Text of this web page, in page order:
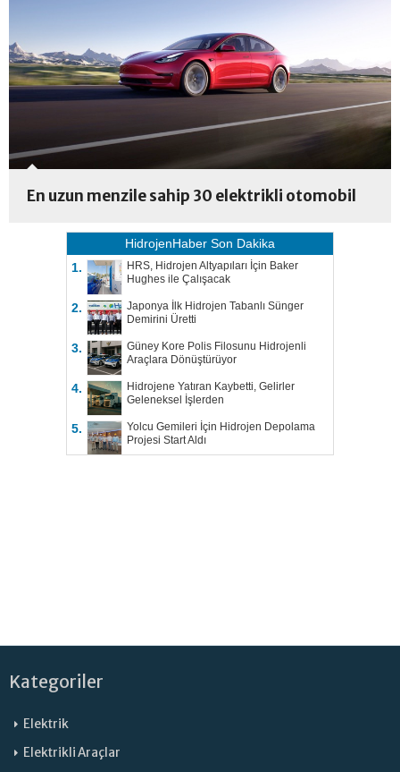
En uzun menzile sahip 30 elektrikli otomobil
HidrojenHaber Son Dakika
1.
HRS, Hidrojen Altyapıları İçin Baker
Hughes ile Çalışacak
2.
Japonya İlk Hidrojen Tabanlı Sünger
Demirini Üretti
3.
Güney Kore Polis Filosunu Hidrojenli
Araçlara Dönüştürüyor
4.
Hidrojene Yatıran Kaybetti, Gelirler
Geleneksel İşlerden
5.
Yolcu Gemileri İçin Hidrojen Depolama
Projesi Start Aldı
Kategoriler
Elektrik
Elektrikli Araçlar